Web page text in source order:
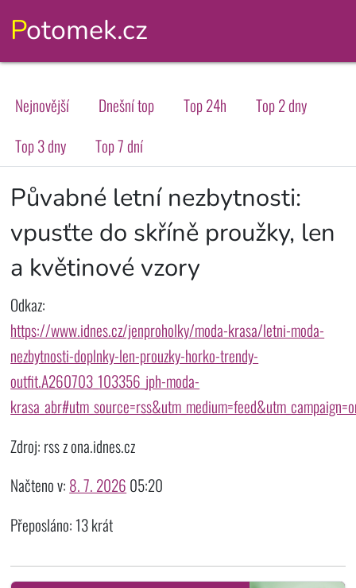
Potomek.cz
Nejnovější Dnešní top Top 24h
Top 2 dny
Top 3 dny
Top 7 dní
Půvabné letní nezbytnosti:
vpusťte do skříně proužky, len
a květinové vzory
Odkaz:
https://www.idnes.cz/jenproholky/moda-krasa/letni-moda-
nezbytnosti-doplnky-len-prouzky-horko-trendy-
outfit.A260703_103356_jph-moda-
Zdroj: rss z ona.idnes.cz
Načteno v: 8. 7. 2026 05:20
Přeposláno: 13 krát